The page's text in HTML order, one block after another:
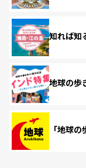
知れば知
地球の歩
「地球